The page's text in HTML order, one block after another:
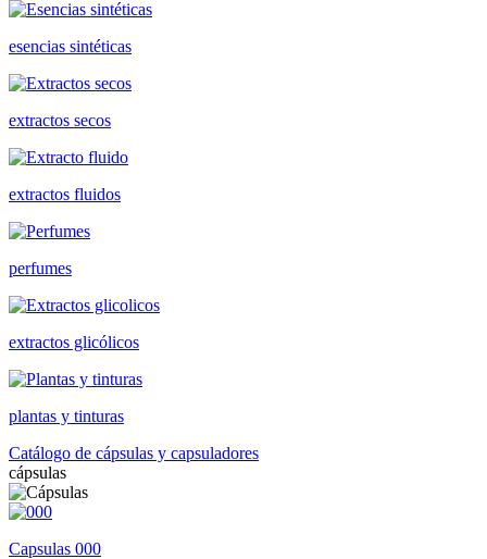
esencias sintéticas
extractos secos
extractos fluidos
perfumes
extractos glicólicos
plantas y tinturas
Catálogo de cápsulas y capsuladores
cápsulas
Capsulas 000